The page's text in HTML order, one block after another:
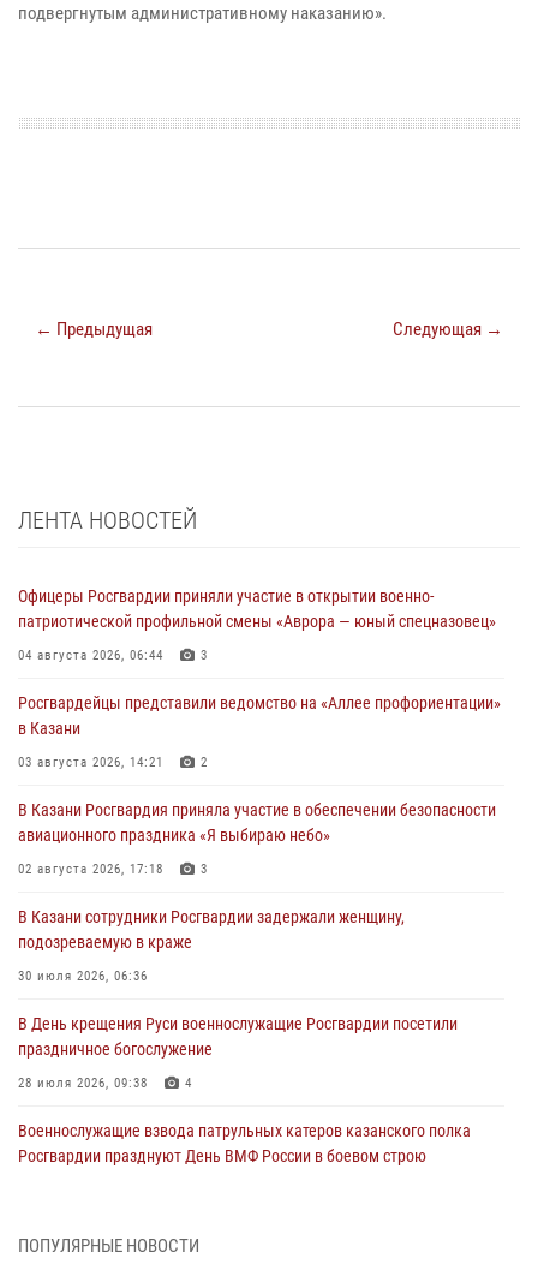
подвергнутым административному наказанию».
← Предыдущая Следующая →
ЛЕНТА НОВОСТЕЙ
Офицеры Росгвардии приняли участие в открытии военно-
патриотической профильной смены «Аврора — юный спецназовец»
04 августа 2026, 06:44 3
Росгвардейцы представили ведомство на «Аллее профориентации»
в Казани
03 августа 2026, 14:21 2
В Казани Росгвардия приняла участие в обеспечении безопасности
авиационного праздника «Я выбираю небо»
02 августа 2026, 17:18 3
В Казани сотрудники Росгвардии задержали женщину,
подозреваемую в краже
30 июля 2026, 06:36
В День крещения Руси военнослужащие Росгвардии посетили
праздничное богослужение
28 июля 2026, 09:38 4
Военнослужащие взвода патрульных катеров казанского полка
Росгвардии празднуют День ВМФ России в боевом строю
Татарстанские росгвардейцы завоевали «бронзу» в окружном этапе
ПОПУЛЯРНЫЕ НОВОСТИ